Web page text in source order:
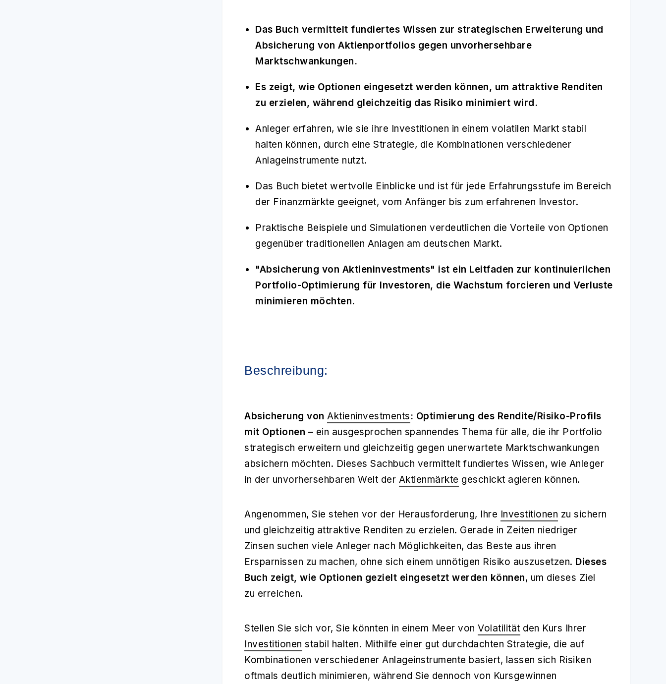
Das Buch vermittelt fundiertes Wissen zur strategischen Erweiterung und
Absicherung von Aktienportfolios gegen unvorhersehbare
Marktschwankungen.
Es zeigt, wie Optionen eingesetzt werden können, um attraktive Renditen
zu erzielen, während gleichzeitig das Risiko minimiert wird.
Anleger erfahren, wie sie ihre Investitionen in einem volatilen Markt stabil
halten können, durch eine Strategie, die Kombinationen verschiedener
Anlageinstrumente nutzt.
Das Buch bietet wertvolle Einblicke und ist für jede Erfahrungsstufe im Bereich
der Finanzmärkte geeignet, vom Anfänger bis zum erfahrenen Investor.
Praktische Beispiele und Simulationen verdeutlichen die Vorteile von Optionen
gegenüber traditionellen Anlagen am deutschen Markt.
"Absicherung von Aktieninvestments" ist ein Leitfaden zur kontinuierlichen
Portfolio-Optimierung für Investoren, die Wachstum forcieren und Verluste
minimieren möchten.
Beschreibung:
Absicherung von Aktieninvestments: Optimierung des Rendite/Risiko-Profils
mit Optionen – ein ausgesprochen spannendes Thema für alle, die ihr Portfolio
strategisch erweitern und gleichzeitig gegen unerwartete Marktschwankungen
absichern möchten. Dieses Sachbuch vermittelt fundiertes Wissen, wie Anleger
in der unvorhersehbaren Welt der Aktienmärkte geschickt agieren können.
Angenommen, Sie stehen vor der Herausforderung, Ihre Investitionen zu sichern
und gleichzeitig attraktive Renditen zu erzielen. Gerade in Zeiten niedriger
Zinsen suchen viele Anleger nach Möglichkeiten, das Beste aus ihren
Ersparnissen zu machen, ohne sich einem unnötigen Risiko auszusetzen. Dieses
Buch zeigt, wie Optionen gezielt eingesetzt werden können, um dieses Ziel
zu erreichen.
Stellen Sie sich vor, Sie könnten in einem Meer von Volatilität den Kurs Ihrer
Investitionen stabil halten. Mithilfe einer gut durchdachten Strategie, die auf
Kombinationen verschiedener Anlageinstrumente basiert, lassen sich Risiken
oftmals deutlich minimieren, während Sie dennoch von Kursgewinnen